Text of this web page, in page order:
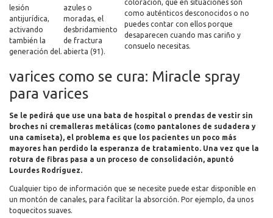
lesión
antijurídica,
activando
también la
generación del.
azules o
moradas, el
desbridamiento
de fractura
abierta (91).
coloración, que en situaciones son
como auténticos desconocidos o no
puedes contar con ellos porque
desaparecen cuando mas cariño y
consuelo necesitas.
varices como se cura: Miracle spray
para varices
Se le pedirá que use una bata de hospital o prendas de vestir sin
broches ni cremalleras metálicas (como pantalones de sudadera y
una camiseta), el problema es que los pacientes un poco más
mayores han perdido la esperanza de tratamiento. Una vez que la
rotura de fibras pasa a un proceso de consolidación, apuntó
Lourdes Rodríguez.
Cualquier tipo de información que se necesite puede estar disponible en
un montón de canales, para facilitar la absorción. Por ejemplo, da unos
toquecitos suaves.